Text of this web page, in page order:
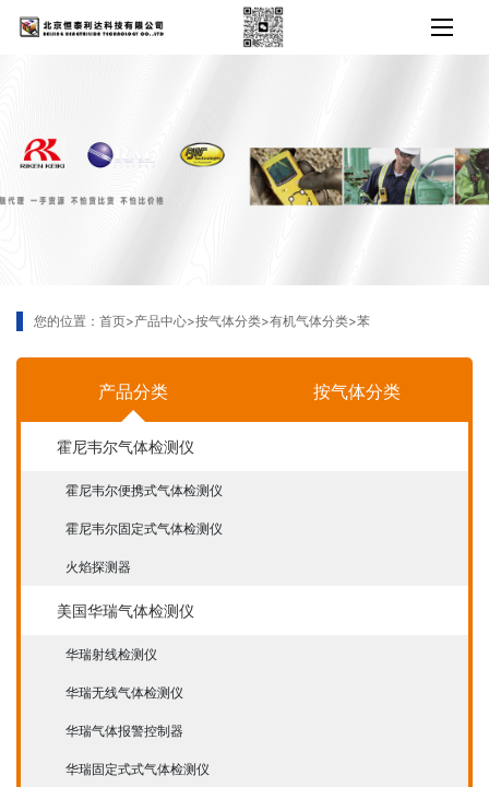
您的位置： 首页>产品中心>按气体分类>有机气体分类>苯
产品分类 按气体分类
霍尼韦尔气体检测仪
霍尼韦尔便携式气体检测仪
霍尼韦尔固定式气体检测仪
火焰探测器
美国华瑞气体检测仪
华瑞射线检测仪
华瑞无线气体检测仪
华瑞气体报警控制器
华瑞固定式式气体检测仪